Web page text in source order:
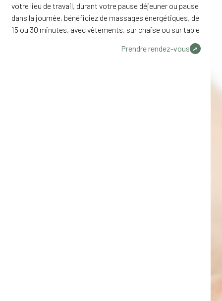
votre lieu de travail, durant votre pause déjeuner ou pause
dans la journée, bénéficiez de massages énergétiques, de
15 ou 30 minutes, avec vêtements, sur chaise ou sur table
Prendre rendez-vous